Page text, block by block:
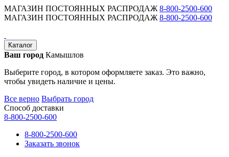
МАГАЗИН ПОСТОЯННЫХ РАСПРОДАЖ 8-800-2500-600
МАГАЗИН ПОСТОЯННЫХ РАСПРОДАЖ 8-800-2500-600
Каталог
Ваш город Камышлов
Выберите город, в котором оформляете заказ. Это важно,
чтобы увидеть наличие и цены.
Все верно Выбрать город
Способ доставки
8-800-2500-600
8-800-2500-600
Заказать звонок